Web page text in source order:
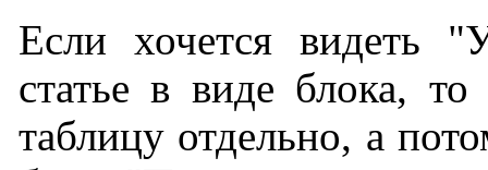
Если хочется видеть
статье в виде блока,
таблицу отдельно, а